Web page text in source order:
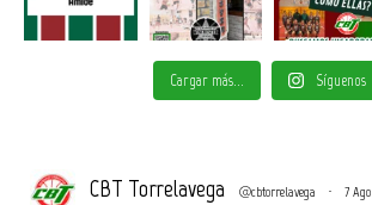
Cargar más... Síguenos
CBT Torrelavega @cbtorrelavega · 7 Ago